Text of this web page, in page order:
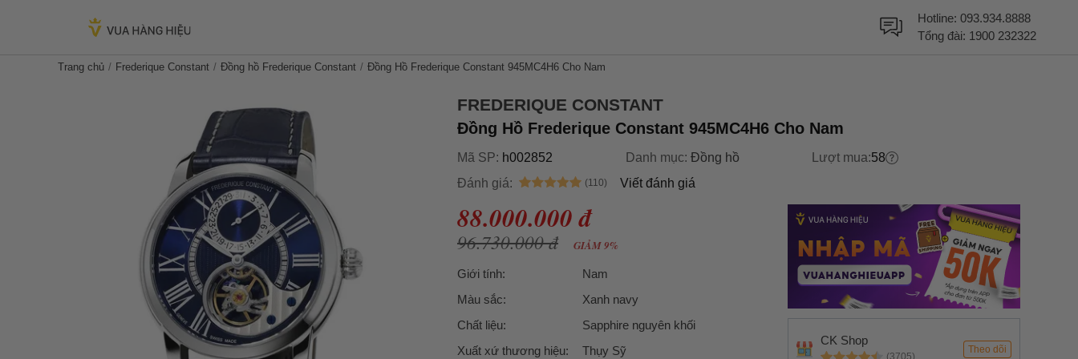
Hotline: 093.934.8888
Tổng đài: 1900 232322
Trang chủ Frederique Constant Đồng hồ Frederique Constant Đồng Hồ Frederique Constant 945MC4H6 Cho Nam
FREDERIQUE CONSTANT
Đồng Hồ Frederique Constant 945MC4H6 Cho Nam
Mã SP: h002852 Danh mục: Đồng hồ Lượt mua:58
Đánh giá:
Viết đánh giá
88.000.000 đ
96.730.000 đ GIẢM 9%
Giới tính:
Nam
Màu sắc:
Xanh navy
Chất liệu:
Sapphire nguyên khối
Xuất xứ thương hiệu:
Thụy Sỹ
CK Shop
(3705)
Theo dõi